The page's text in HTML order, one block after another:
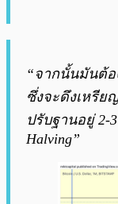
“จากนั้นมันต้
ซึ่งจะดึงเหรีย
ปรับฐานอยู่ 2-
Halving”